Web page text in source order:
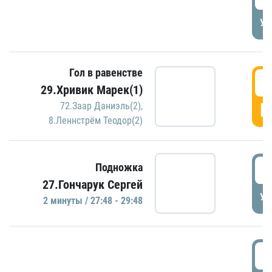
Гол в равенстве
29.Хривик Марек(1)
72.Заар Даниэль(2),
8.Леннстрём Теодор(2)
Подножка
27.Гончарук Сергей
2 минуты / 27:48 - 29:48